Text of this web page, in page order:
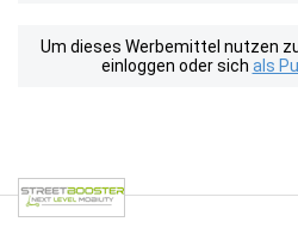
Um dieses Werbemittel nutzen
einloggen oder sich als